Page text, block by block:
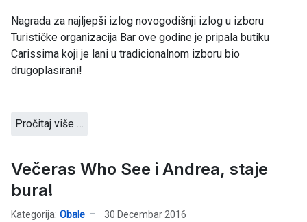
Nagrada za najljepši izlog novogodišnji izlog u izboru
Turističke organizacija Bar ove godine je pripala butiku
Carissima koji je lani u tradicionalnom izboru bio
drugoplasirani!
Pročitaj više …
Večeras Who See i Andrea, staje
bura!
Kategorija: Obale 30 Decembar 2016